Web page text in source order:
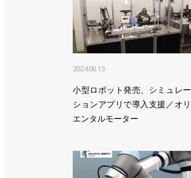
2024.06.13
小型ロボット発売、シミュレー
ションアプリで導入支援／オリ
エンタルモーター